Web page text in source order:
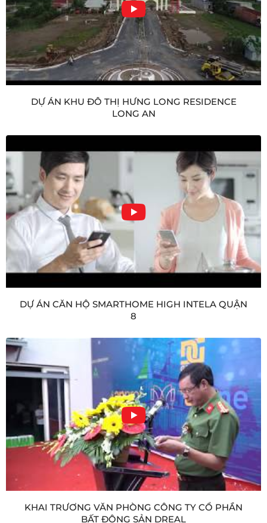
DỰ ÁN KHU ĐÔ THỊ HƯNG LONG RESIDENCE
LONG AN
DỰ ÁN CĂN HỘ SMARTHOME HIGH INTELA QUẬN
8
KHAI TRƯƠNG VĂN PHÒNG CÔNG TY CỔ PHẦN
BẤT ĐỘNG SẢN DREAL